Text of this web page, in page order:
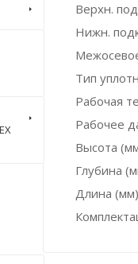
Верхн.
Нижн.
Тип
Рабочая
Рабочее
Высота
Глубина
Длина (мм)